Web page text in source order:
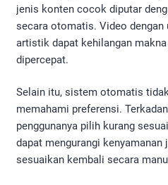
jenis konten cocok diputar
secara otomatis. Video
artistik dapat kehilangan
dipercepat.
Selain itu, sistem otomatis
memahami preferensi.
penggunanya pilih kurang
dapat mengurangi kenyamanan
sesuaikan kembali secara